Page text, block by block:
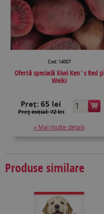
Cod: 14007
Ofertă specială Kiwi Ken`s Red și
Weiki
Preț:65 lei
Preţ inițial: 72 lei
» Mai multe detalii
Produse similare